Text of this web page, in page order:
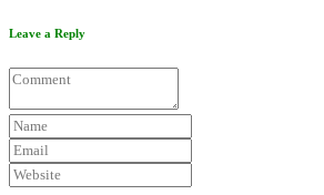
Leave a Reply